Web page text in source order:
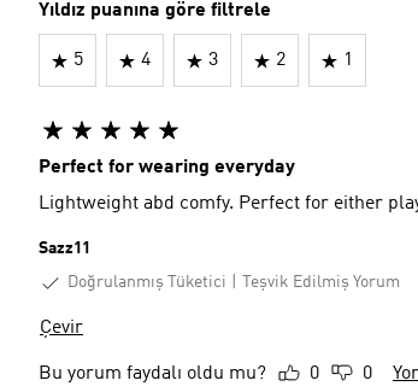
Yıldız puanına göre filtrele
5 4 3 2 1
Perfect for wearing everyday
Lightweight abd comfy. Perfect for either
Sazz11
Doğrulanmış Tüketici
Teşvik Edilmiş Yorum
Çevir
Bu yorum faydalı oldu mu? 0 0